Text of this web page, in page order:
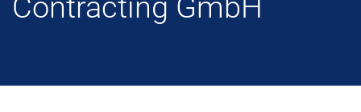
Contracting GmbH